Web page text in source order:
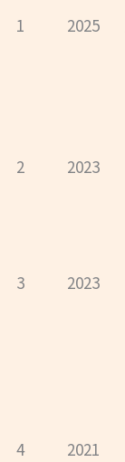
1
2025
2 2023
3
2023
4 2021